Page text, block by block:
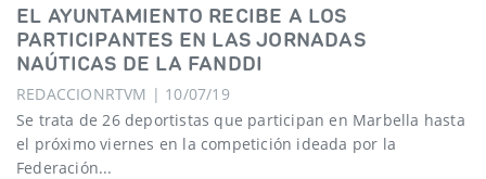
EL AYUNTAMIENTO RECIBE A LOS
PARTICIPANTES EN LAS JORNADAS
NAÚTICAS DE LA FANDDI
REDACCIONRTVM | 10/07/19
Se trata de 26 deportistas que participan en Marbella hasta
el próximo viernes en la competición ideada por la
Federación...